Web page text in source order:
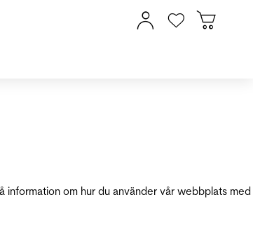
om hur du använder vår webbplats med